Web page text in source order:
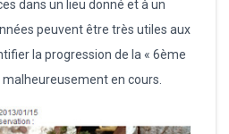
dans un lieu donné et à un
peuvent être très utiles aux
la progression de la « 6ème
en cours.